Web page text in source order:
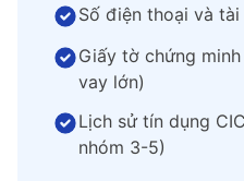
Số điện thoại và
Giấy tờ chứng
vay lớn)
Lịch sử tín dụng
nhóm 3-5)